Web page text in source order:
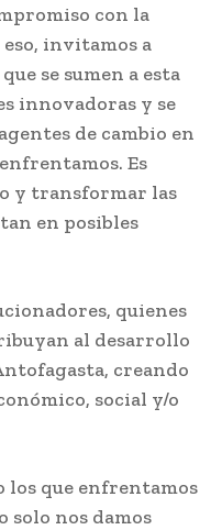
con la
invitamos a
se sumen a esta
innovadoras y se
de cambio en
Es
y transformar las
en posibles
quienes
al desarrollo
creando
social y/o
los que enfrentamos
solo nos damos